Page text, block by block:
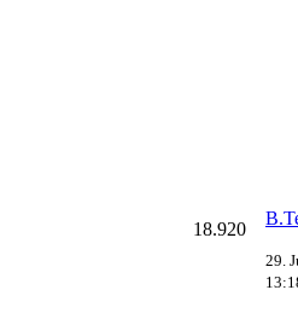
18.920
29.